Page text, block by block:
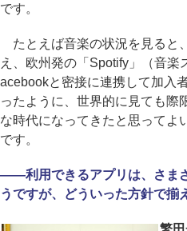
です。
たとえば音楽の状況を見ると
え、欧州発の「Spotify」（音
acebookと密接に連携して加入
ったように、世界的に見ても際
な時代になってきたと思ってよ
です。
――利用できるアプリは、さま
うですが、どういった方針で揃